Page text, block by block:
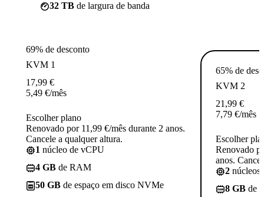
32 TB de largura de banda
69% de desconto
KVM 1
17,99 €
5,49 €/mês
Escolher plano
Renovado por 11,99 €/mês durante 2 anos.
Cancele a qualquer altura.
1 núcleo de vCPU
4 GB de RAM
50 GB de espaço em disco NVMe
65% de
KVM 2
21,99 €
7,79 €/mês
Escolher
Renovado
anos.
2 núcleos
8 GB de